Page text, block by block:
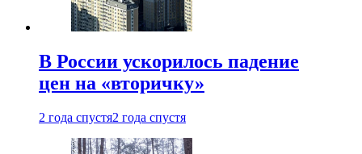
В России ускорилось падение
цен на «вторичку»
2 года спустя2 года спустя